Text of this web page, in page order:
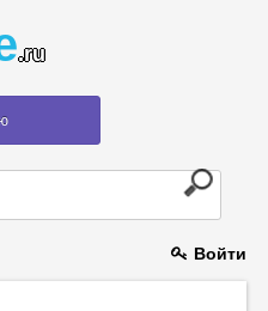
.ru
Войти